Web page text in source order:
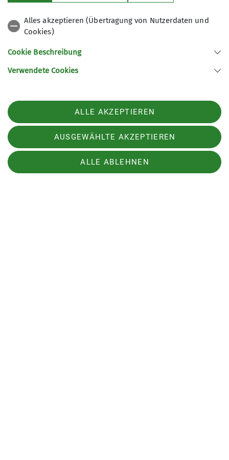
Alles akzeptieren (Übertragung von Nutzerdaten und
Cookies)
Cookie Beschreibung
Verwendete Cookies
ALLE AKZEPTIEREN
AUSGEWÄHLTE AKZEPTIEREN
ALLE ABLEHNEN